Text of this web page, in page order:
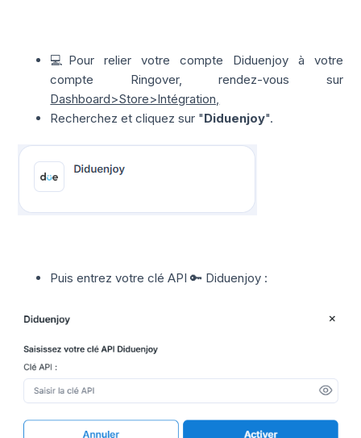
💻Pour relier votre compte Diduenjoy à votre
compte Ringover, rendez-vous sur
Dashboard>Store>Intégration,
Recherchez et cliquez sur "Diduenjoy".
Puis entrez votre clé API 🔑 Diduenjoy :